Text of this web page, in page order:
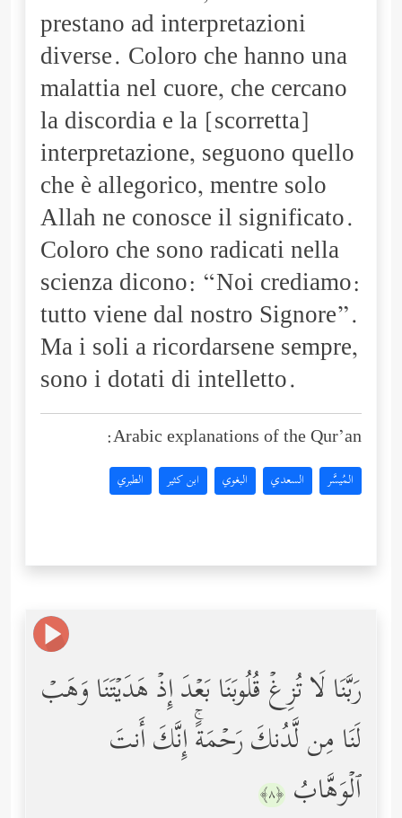
prestano ad interpretazioni
diverse. Coloro che hanno una
malattia nel cuore, che cercano
la discordia e la [scorretta]
interpretazione, seguono quello
che è allegorico, mentre solo
Allah ne conosce il significato.
Coloro che sono radicati nella
scienza dicono: “Noi crediamo:
tutto viene dal nostro Signore”.
Ma i soli a ricordarsene sempre,
sono i dotati di intelletto.
Arabic explanations of the Qur’an:
المُيسَّر السعدي البغوي ابن كثير الطبري
رَبَّنَا لَا تُزِغۡ قُلُوبَنَا بَعۡدَ إِذۡ هَدَیۡتَنَا وَهَبۡ
لَنَا مِن لَّدُنكَ رَحۡمَةًۚ إِنَّكَ أَنتَ
ٱلۡوَهَّابُ ﴿٨﴾